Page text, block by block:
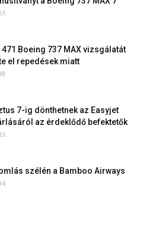
471 Boeing 737 MAX vizsgálatát
el repedések miatt
7-ig dönthetnek az Easyjet
az érdeklődő befektetők
szélén a Bamboo Airways